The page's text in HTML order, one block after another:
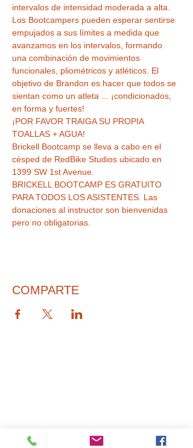
Los Bootcampers pueden esperar sentirse
empujados a sus límites a medida que
avanzamos en los intervalos, formando
una combinación de movimientos
funcionales, pliométricos y atléticos. El
objetivo de Brandon es hacer que todos se
sientan como un atleta ... ¡condicionados,
¡POR FAVOR TRAIGA SU PROPIA
Brickell Bootcamp se lleva a cabo en el
césped de RedBike Studios ubicado en
BRICKELL BOOTCAMP ES GRATUITO
PARA TODOS LOS ASISTENTES. Las
donaciones al instructor son bienvenidas
pero no obligatorias.
COMPARTE